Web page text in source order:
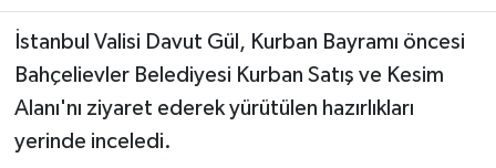
İstanbul Valisi Davut Gül, Kurban Bayramı öncesi
Bahçelievler Belediyesi Kurban Satış ve Kesim
Alanı'nı ziyaret ederek yürütülen hazırlıkları
yerinde inceledi.